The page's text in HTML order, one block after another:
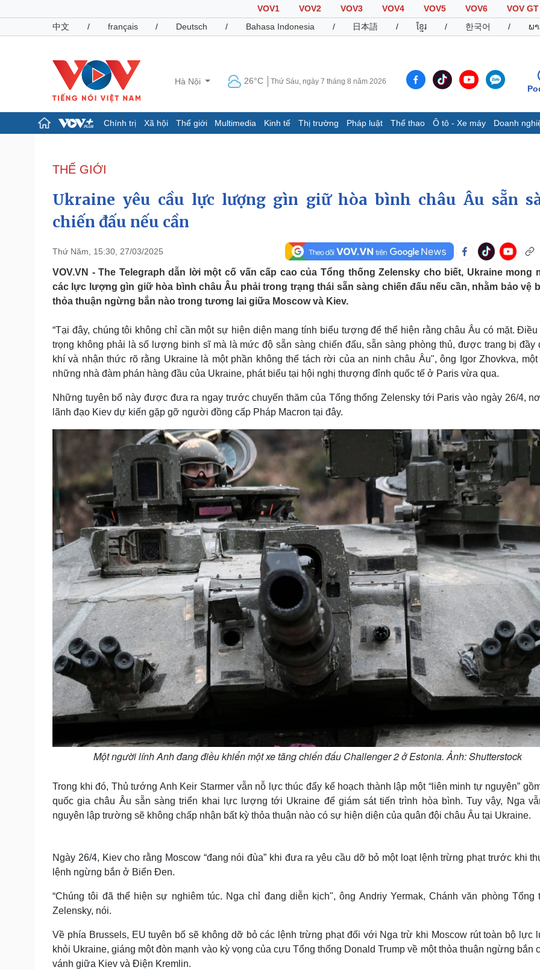
VOV1 VOV2 VOV3 VOV4 VOV5 VOV6
VOV GT
中文
/ français / Deutsch / Bahasa Indonesia / 日本語 / ខ្មែរ / 한국어 / ພ
Hà Nội 26°C Thứ Sáu, ngày 7 tháng 8 năm 2026
Chính trị Xã hội Thế giới Multimedia Kinh tế Thị trường Pháp luật Thể thao Ô tô - Xe máy Doanh
Đảng
Tổ chức nhân sự
Nhận diện sự thật
Dấu ấn VOV
Việc làm
Biển đảo
Infographic
Pháp luật
Tin nóng
Tư vấn luật
Việt Nam
Phân tích
Thể thao
Lịch thi đấu bóng đá
Thế giới thể thao
eSports
Ô tô - Xe máy
Xe máy
Tư vấn
Sức khỏe
Dinh dưỡng - món ngon
Cây thuốc
Sản phụ khoa
Nam khoa
Làm đẹp - giảm cân
Phòng mạch online
Ăn sạch sống khỏe
Đời sống
Nhà đẹp
Blog
Tình yêu - Gia đình
Văn hóa
Sân khấu - Điện ảnh
Văn học
Âm nhạc
Giải trí
Nghệ sĩ
Thời trang
Sao Việt
THẾ GIỚI
Ukraine yêu cầu lực lượng gìn giữ hòa bình châu Âu sẵn
chiến đấu nếu cần
Thứ Năm, 15:30, 27/03/2025
VOV.VN - The Telegraph dẫn lời một cố vấn cấp cao của Tổng thống Zelensky cho biết, Ukraine mong
các lực lượng gìn giữ hòa bình châu Âu phải trong trạng thái sẵn sàng chiến đấu nếu cần, nhằm bảo vệ
thỏa thuận ngừng bắn nào trong tương lai giữa Moscow và Kiev.
“Tại đây, chúng tôi không chỉ cần một sự hiện diện mang tính biểu tượng để thể hiện rằng châu Âu có mặt. Điều
trọng không phải là số lượng binh sĩ mà là mức độ sẵn sàng chiến đấu, sẵn sàng phòng thủ, được trang bị đầy
khí và nhận thức rõ rằng Ukraine là một phần không thể tách rời của an ninh châu Âu", ông Igor Zhovkva, một
những nhà đàm phán hàng đầu của Ukraine, phát biểu tại hội nghị thượng đỉnh quốc tế ở Paris vừa qua.
Những tuyên bố này được đưa ra ngay trước chuyến thăm của Tổng thống Zelensky tới Paris vào ngày 26/4,
lãnh đạo Kiev dự kiến gặp gỡ người đồng cấp Pháp Macron tại đây.
Một người lính Anh đang điều khiển một xe tăng chiến đấu Challenger 2 ở Estonia. Ảnh: Shutterstock
Trong khi đó, Thủ tướng Anh Keir Starmer vẫn nỗ lực thúc đẩy kế hoạch thành lập một “liên minh tự nguyện”
quốc gia châu Âu sẵn sàng triển khai lực lượng tới Ukraine để giám sát tiến trình hòa bình. Tuy vậy, Nga
nguyên lập trường sẽ không chấp nhận bất kỳ thỏa thuận nào có sự hiện diện của quân đội châu Âu tại Ukraine.
Ngày 26/4, Kiev cho rằng Moscow “đang nói đùa” khi đưa ra yêu cầu dỡ bỏ một loạt lệnh trừng phạt trước khi
lệnh ngừng bắn ở Biển Đen.
“Chúng tôi đã thể hiện sự nghiêm túc. Nga chỉ đang diễn kịch", ông Andriy Yermak, Chánh văn phòng Tổng
Zelensky, nói.
Về phía Brussels, EU tuyên bố sẽ không dỡ bỏ các lệnh trừng phạt đối với Nga trừ khi Moscow rút toàn bộ lực
khỏi Ukraine, giáng một đòn mạnh vào kỳ vọng của cựu Tổng thống Donald Trump về một thỏa thuận ngừng bắn
vánh giữa Kiev và Điện Kremlin.